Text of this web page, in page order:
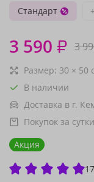
Стандарт
3 590 ₽ 3
Размер: 30 × 50
В наличии
Доставка в г.
Покупок за
Акция